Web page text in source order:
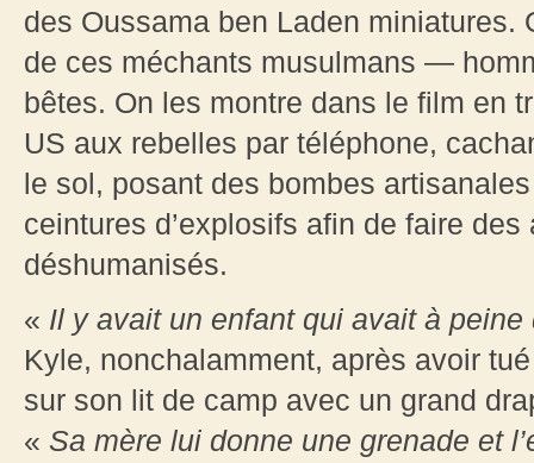
des Oussama ben Laden miniatures.
de ces méchants musulmans —
bêtes. On les montre dans le film en
US aux rebelles par téléphone,
le sol, posant des bombes
ceintures d’explosifs afin de faire
déshumanisés.
« Il y avait un enfant qui avait à
Kyle, nonchalamment, après avoir
sur son lit de camp avec un grand
« Sa mère lui donne une grenade et